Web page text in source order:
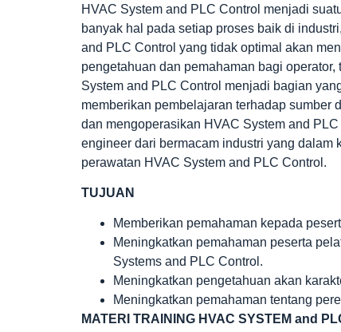
HVAC System and PLC Control menjadi
banyak hal pada setiap proses baik di
and PLC Control yang tidak optimal akan
pengetahuan dan pemahaman bagi
System and PLC Control menjadi bagian
memberikan pembelajaran terhadap sumber
dan mengoperasikan HVAC System and
engineer dari bermacam industri yang
perawatan HVAC System and PLC Control.
TUJUAN
Memberikan pemahaman kepada
Meningkatkan pemahaman peserta
Systems and PLC Control.
Meningkatkan pengetahuan akan
Meningkatkan pemahaman tentang
MATERI TRAINING HVAC SYSTEM and